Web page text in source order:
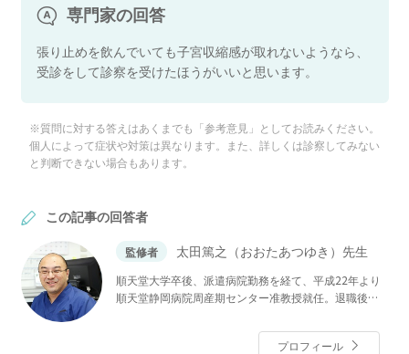
専門家の回答
張り止めを飲んでいても子宮収縮感が取れないようなら、
受診をして診察を受けたほうがいいと思います。
※質問に対する答えはあくまでも「参考意見」としてお読みください。
個人によって症状や対策は異なります。また、詳しくは診察してみない
と判断できない場合もあります。
この記事の回答者
監修者 太田篤之（おおたあつゆき）先生
順天堂大学卒後、派遣病院勤務を経て、平成22年より
順天堂静岡病院周産期センター准教授就任。退職後、
ディースクリニック」院長に就任し現在に至る。
プロフィール